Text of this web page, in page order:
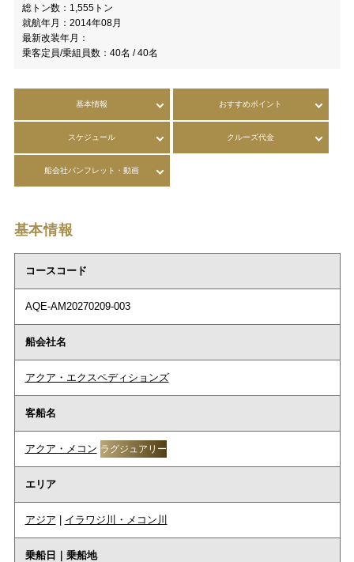
総トン数： 1,555トン
就航年月： 2014年08月
最新改装年月：
乗客定員/乗組員数： 40名 / 40名
基本情報 おすすめポイント
スケジュール クルーズ代金
船会社パンフレット・動画
基本情報
コースコード
AQE-AM20270209-003
船会社名
アクア・エクスペディションズ
客船名
アクア・メコン ラグジュアリー
エリア
アジア | イラワジ川・メコン川
乗船日｜乗船地